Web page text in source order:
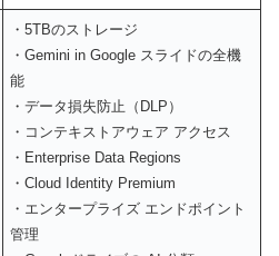
・5TBのストレージ
・Gemini in Google スライドの全機
能
・データ損失防止（DLP）
・コンテキストアウェア アクセス
・Enterprise Data Regions
・Cloud Identity Premium
・エンタープライズ エンドポイント
管理